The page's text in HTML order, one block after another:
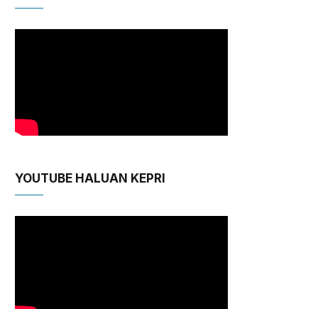
YOUTUBE HALUAN KEPRI